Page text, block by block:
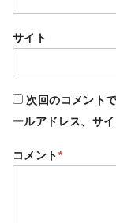
サイト
次回のコメント
ールアドレス、サイ
コメント*